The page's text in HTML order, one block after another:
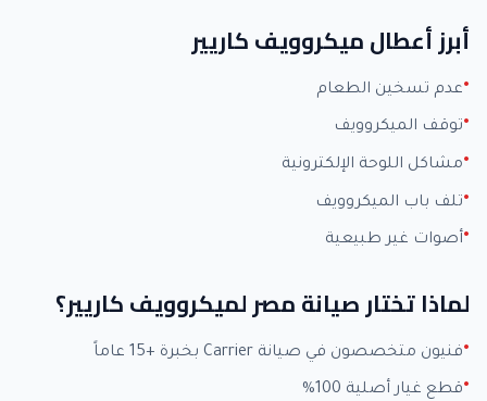
أبرز أعطال ميكروويف كاريير
عدم تسخين الطعام
توقف الميكروويف
مشاكل اللوحة الإلكترونية
تلف باب الميكروويف
أصوات غير طبيعية
لماذا تختار صيانة مصر لميكروويف كاريير؟
فنيون متخصصون في صيانة Carrier بخبرة +15 عاماً
قطع غيار أصلية 100%